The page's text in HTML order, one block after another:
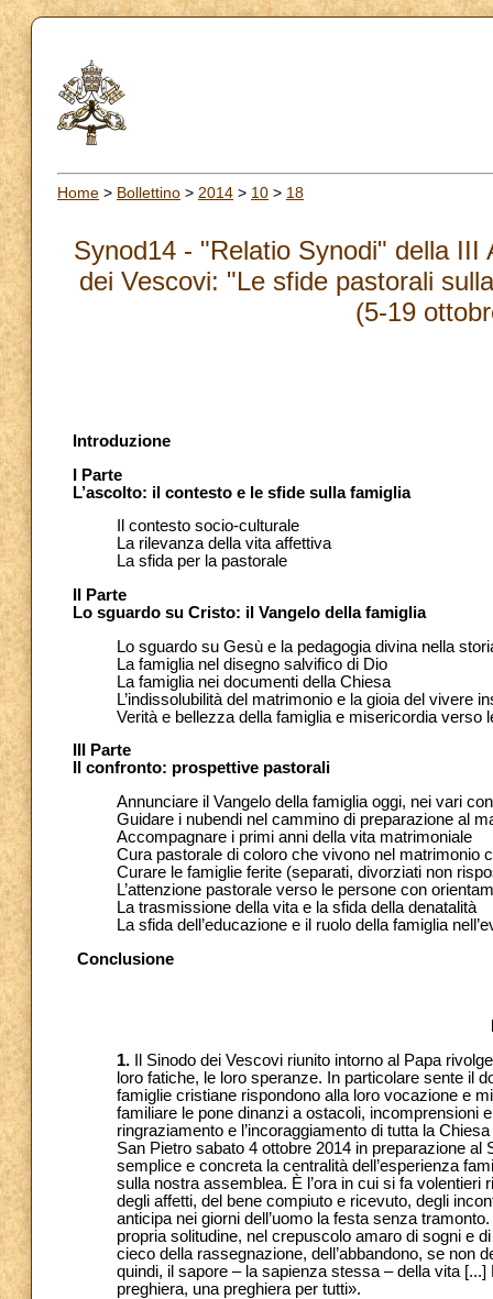
Home > Bollettino > 2014 > 10 > 18
Synod14 - "Relatio Synodi" della
dei Vescovi: "Le sfide pastorali
(5-19
Introduzione
I Parte
L’ascolto: il contesto e le sfide sulla famiglia
Il contesto socio-culturale
La rilevanza della vita affettiva
La sfida per la pastorale
II Parte
Lo sguardo su Cristo: il Vangelo della famiglia
Lo sguardo su Gesù e la pedagogia divina nella
La famiglia nel disegno salvifico di Dio
La famiglia nei documenti della Chiesa
L’indissolubilità del matrimonio e la gioia del vivere
Verità e bellezza della famiglia e misericordia verso
III Parte
Il confronto: prospettive pastorali
Annunciare il Vangelo della famiglia oggi, nei vari
Guidare i nubendi nel cammino di preparazione al
Accompagnare i primi anni della vita matrimoniale
Cura pastorale di coloro che vivono nel matrimonio
Curare le famiglie ferite (separati, divorziati non
L’attenzione pastorale verso le persone con
La trasmissione della vita e la sfida della denatalità
La sfida dell’educazione e il ruolo della famiglia
Conclusione
1. Il Sinodo dei Vescovi riunito intorno al Papa
loro fatiche, le loro speranze. In particolare sente il
famiglie cristiane rispondono alla loro vocazione e
familiare le pone dinanzi a ostacoli, incomprensioni
ringraziamento e l’incoraggiamento di tutta la
San Pietro sabato 4 ottobre 2014 in preparazione
semplice e concreta la centralità dell’esperienza
sulla nostra assemblea. È l’ora in cui si fa
degli affetti, del bene compiuto e ricevuto, degli
anticipa nei giorni dell’uomo la festa senza
propria solitudine, nel crepuscolo amaro di sogni e
cieco della rassegnazione, dell’abbandono, se non
quindi, il sapore – la sapienza stessa – della vita
preghiera, una preghiera per tutti».